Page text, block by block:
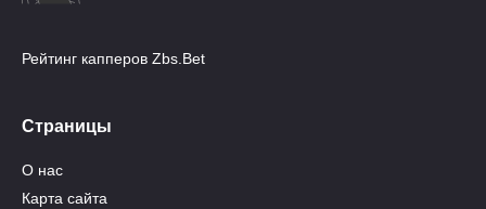
Рейтинг капперов Zbs.Bet
Страницы
О нас
Карта сайта